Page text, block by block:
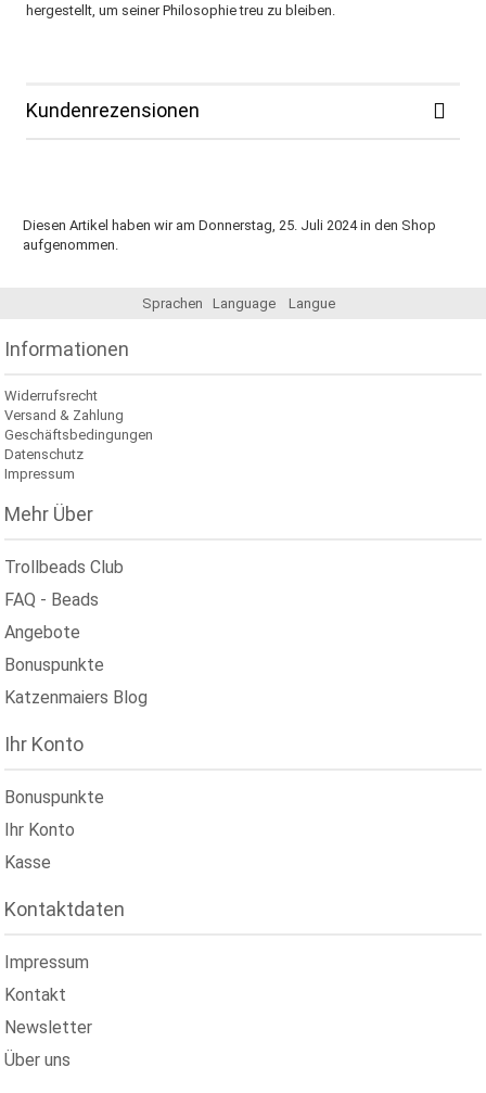
hergestellt, um seiner Philosophie treu zu bleiben.
Kundenrezensionen
Diesen Artikel haben wir am Donnerstag, 25. Juli 2024 in den Shop
aufgenommen.
Sprachen Language Langue
Informationen
Widerrufsrecht
Versand & Zahlung
Geschäftsbedingungen
Datenschutz
Impressum
Mehr Über
Trollbeads Club
FAQ - Beads
Angebote
Bonuspunkte
Katzenmaiers Blog
Ihr Konto
Bonuspunkte
Ihr Konto
Kasse
Kontaktdaten
Impressum
Kontakt
Newsletter
Über uns